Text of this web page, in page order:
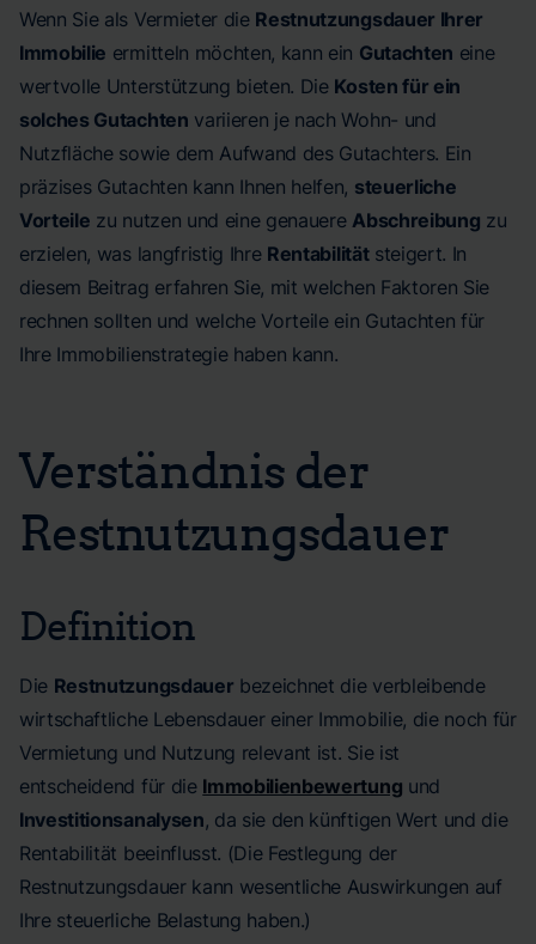
Wenn Sie als Vermieter die Restnutzungsdauer Ihrer
Immobilie ermitteln möchten, kann ein Gutachten eine
wertvolle Unterstützung bieten. Die Kosten für ein
solches Gutachten variieren je nach Wohn- und
Nutzfläche sowie dem Aufwand des Gutachters. Ein
präzises Gutachten kann Ihnen helfen, steuerliche
Vorteile zu nutzen und eine genauereAbschreibung zu
erzielen, was langfristig Ihre Rentabilitätsteigert. In
diesem Beitrag erfahren Sie, mit welchen Faktoren Sie
rechnen sollten und welche Vorteile ein Gutachten für
Ihre Immobilienstrategie haben kann.
Verständnis der
Restnutzungsdauer
Definition
Die Restnutzungsdauer bezeichnet die verbleibende
wirtschaftliche Lebensdauer einer Immobilie, die noch für
Vermietung und Nutzung relevant ist. Sie ist
entscheidend für die Immobilienbewertung und
Investitionsanalysen, da sie den künftigen Wert und die
Rentabilität beeinflusst. (Die Festlegung der
Restnutzungsdauer kann wesentliche Auswirkungen auf
Ihre steuerliche Belastung haben.)